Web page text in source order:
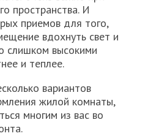
пространства. И
приемов для того,
вдохнуть свет и
слишком высокими
и теплее.
вариантов
жилой комнаты,
многим из вас во